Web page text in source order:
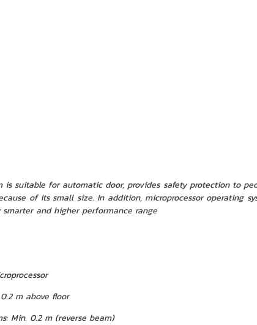
for automatic door, provides safety protection to
of its small size. In addition, microprocessor operating
smarter and higher performance range
m above floor
Min. 0.2 m (reverse beam)